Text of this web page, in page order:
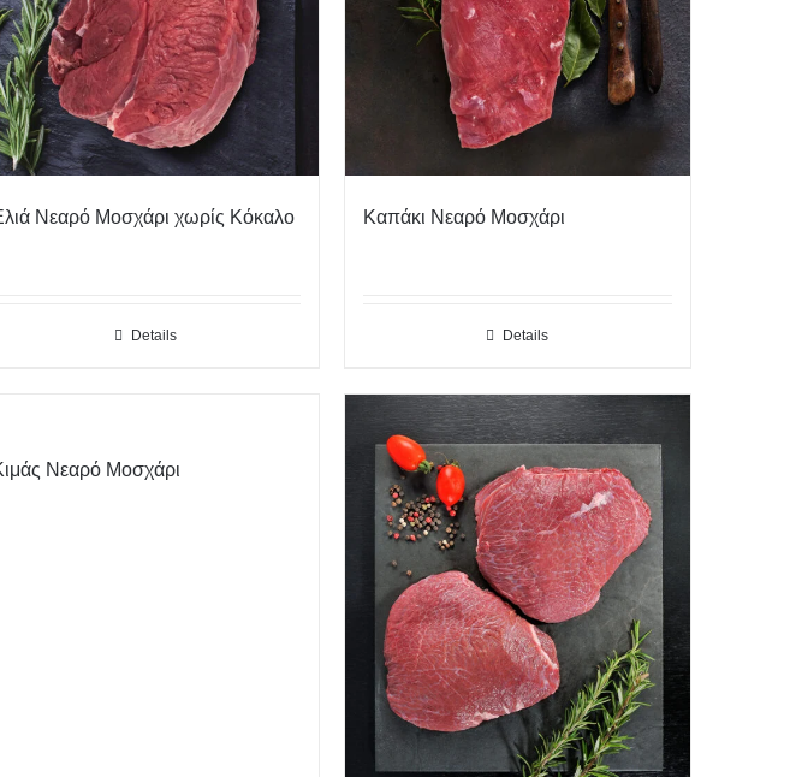
Νεαρό Μοσχάρι χωρίς Κόκαλο
Details
Καπάκι Νεαρό Μοσχάρι
Details
Νεαρό Μοσχάρι